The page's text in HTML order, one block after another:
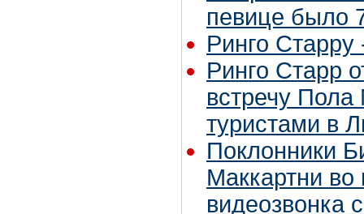
певице было
Ринго Старру
Ринго Старр
встречу Пола
туристами в
Поклонники
Маккартни во
видеозвонка